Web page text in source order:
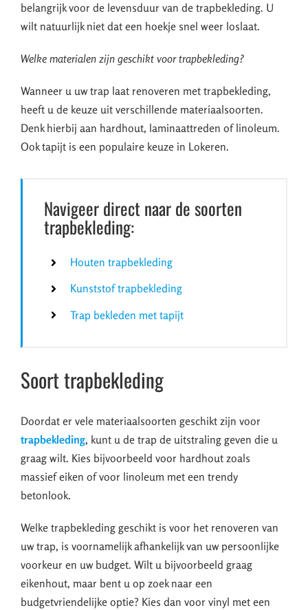
belangrijk voor de levensduur van de trapbekleding. U
wilt natuurlijk niet dat een hoekje snel weer loslaat.
Welke materialen zijn geschikt voor trapbekleding?
Wanneer u uw trap laat renoveren met trapbekleding,
heeft u de keuze uit verschillende materiaalsoorten.
Denk hierbij aan hardhout, laminaattreden of linoleum.
Ook tapijt is een populaire keuze in Lokeren.
Navigeer direct naar de soorten
trapbekleding:
Houten trapbekleding
Kunststof trapbekleding
Trap bekleden met tapijt
Soort trapbekleding
Doordat er vele materiaalsoorten geschikt zijn voor
trapbekleding, kunt u de trap de uitstraling geven die u
graag wilt. Kies bijvoorbeeld voor hardhout zoals
massief eiken of voor linoleum met een trendy
betonlook.
Welke trapbekleding geschikt is voor het renoveren van
uw trap, is voornamelijk afhankelijk van uw persoonlijke
voorkeur en uw budget. Wilt u bijvoorbeeld graag
eikenhout, maar bent u op zoek naar een
budgetvriendelijke optie? Kies dan voor vinyl met een